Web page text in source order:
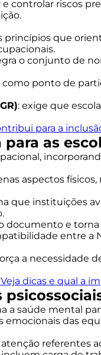
controlar riscos
princípios que
o conjunto de
como ponto de
: exige que
para a
para as
aspectos
que instituições
documento e
entre a
a necessidade
dicas e qual a
a saúde mental
emocionais das
referentes